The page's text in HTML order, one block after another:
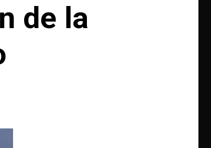
de la